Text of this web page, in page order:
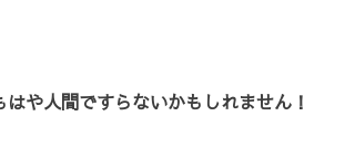
や人間ですらないかもしれません！